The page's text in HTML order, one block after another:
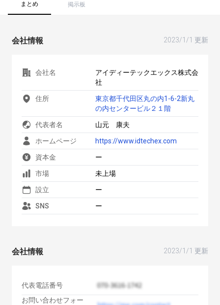
まとめ 掲示板
会社情報 2023/1/1 更新
会社名
アイディーテックエックス株式会
社
住所
東京都千代田区丸の内1-6-2新丸
の内センタービル２１階
代表者名 山元 康夫
ホームページ https://www.idtechex.com
資本金 ー
市場 未上場
設立 ー
SNS ー
会社情報 2023/1/1 更新
代表電話番号
お問い合わせフォー